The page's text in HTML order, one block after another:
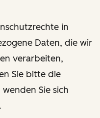
in
Daten, die wir
verarbeiten,
Sie bitte die
Sie sich